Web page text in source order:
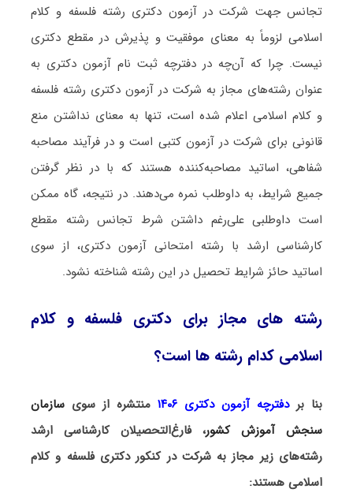
تجانس جهت شرکت در آزمون دکتری رشته فلسفه و کلام
اسلامی لزوماً به معنای موفقیت و پذیرش در مقطع دکتری
نیست. چرا که آن‌چه در دفترچه ثبت نام آزمون دکتری به
عنوان رشته‌های مجاز به شرکت در آزمون دکتری رشته فلسفه
و کلام اسلامی اعلام شده است، تنها به معنای نداشتن منع
قانونی برای شرکت در آزمون کتبی است و در فرآیند مصاحبه
شفاهی، اساتید مصاحبه‌کننده هستند که با در نظر گرفتن
جمیع شرایط، به داوطلب نمره می‌دهند. در نتیجه، گاه ممکن
است داوطلبی علی‌رغم داشتن شرط تجانس رشته مقطع
کارشناسی ارشد با رشته امتحانی آزمون دکتری، از سوی
اساتید حائز شرایط تحصیل در این رشته شناخته نشود.
رشته های مجاز برای دکتری فلسفه و کلام
اسلامی کدام رشته ها است؟
بنا بردفترچه آزمون دکتری ۱۴۰۶ منتشره از سویسازمان
سنجش آموزش کشور، فارغ‌التحصیلان کارشناسی ارشد
رشته‌های زیر مجاز به شرکت در کنکور دکتری فلسفه و کلام
اسلامی هستند: